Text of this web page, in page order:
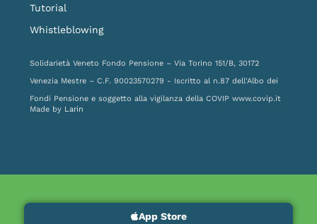
Tutorial
Whistleblowing
Solidarietà Veneto Fondo Pensione – Via Torino 151/B, 30172
Venezia Mestre – C.F. 90023570279 - Iscritto al n.87 dell'Albo dei
Fondi Pensione e soggetto alla vigilanza della COVIP www.covip.it
Made by Larin
App Store